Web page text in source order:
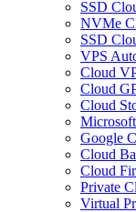
SSD
NVMe
SSD
VPS
Cloud
Cloud
Cloud
Google
Cloud
Cloud
Private
Virtual